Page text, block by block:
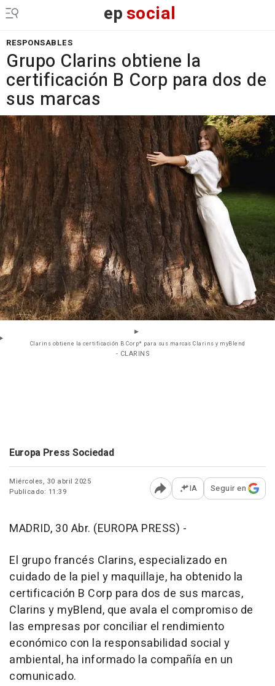
epsocial
RESPONSABLES
Grupo Clarins obtiene la
certificación B Corp para dos de
sus marcas
Clarins obtiene la certificación B Corp* para sus marcas Clarins y myBlend
- CLARINS
Europa Press Sociedad
Miércoles, 30 abril 2025
Publicado: 11:39
Abrir opciones para
IA Seguir en
MADRID, 30 Abr. (EUROPA PRESS) -
El grupo francés Clarins, especializado en
cuidado de la piel y maquillaje, ha obtenido la
certificación B Corp para dos de sus marcas,
Clarins y myBlend, que avala el compromiso de
las empresas por conciliar el rendimiento
económico con la responsabilidad social y
ambiental, ha informado la compañía en un
comunicado.